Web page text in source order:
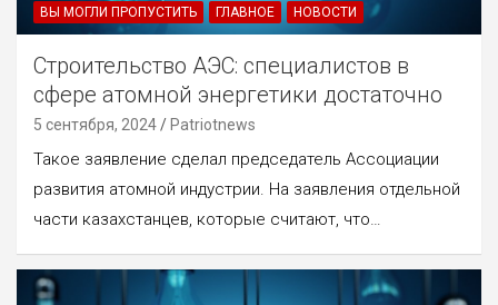
ВЫ МОГЛИ ПРОПУСТИТЬ ГЛАВНОЕ НОВОСТИ
Строительство АЭС: специалистов в
сфере атомной энергетики достаточно
5 сентября, 2024 Patriotnews
Такое заявление сделал председатель Ассоциации
развития атомной индустрии. На заявления отдельной
части казахстанцев, которые считают, что…